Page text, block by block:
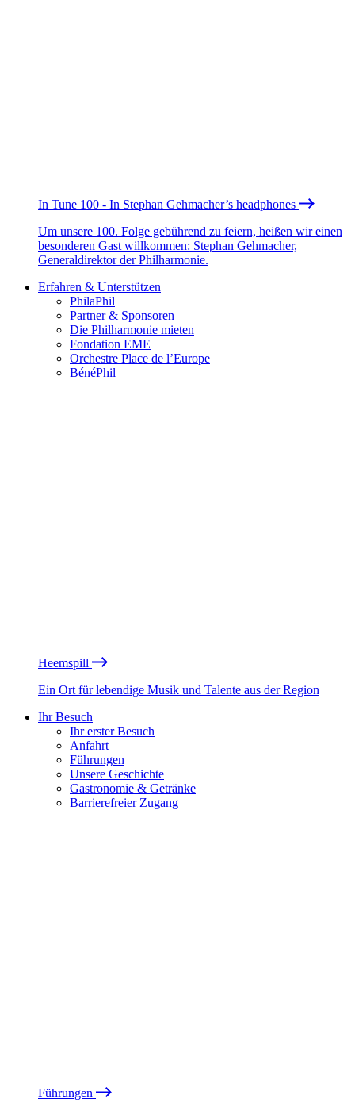
In Tune 100 - In Stephan Gehmacher’s headphones
Um unsere 100. Folge gebührend zu feiern, heißen wir einen
besonderen Gast willkommen: Stephan Gehmacher,
Generaldirektor der Philharmonie.
Erfahren & Unterstützen
PhilaPhil
Partner & Sponsoren
Die Philharmonie mieten
Fondation EME
Orchestre Place de l’Europe
BénéPhil
Heemspill
Ein Ort für lebendige Musik und Talente aus der Region
Ihr Besuch
Ihr erster Besuch
Anfahrt
Führungen
Unsere Geschichte
Gastronomie & Getränke
Barrierefreier Zugang
Führungen